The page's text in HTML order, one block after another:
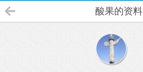
酸果的资料